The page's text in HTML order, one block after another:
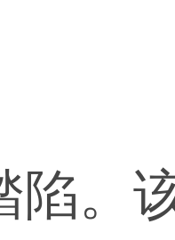
陷。